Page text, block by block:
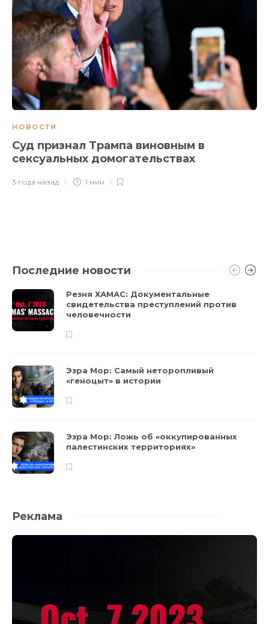
НОВОСТИ
Суд признал Трампа виновным в
сексуальных домогательствах
3 года назад 1 мин
Последние новости
Резня ХАМАС: Документальные
свидетельства преступлений против
человечности
Эзра Мор: Самый неторопливый
«геноцыт» в истории
Эзра Мор: Ложь об «оккупированных
палестинских территориях»
Реклама